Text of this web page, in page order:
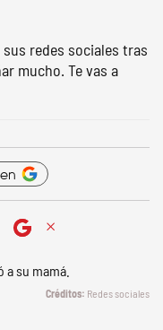
redes sociales tras
mucho. Te vas a
Redes sociales